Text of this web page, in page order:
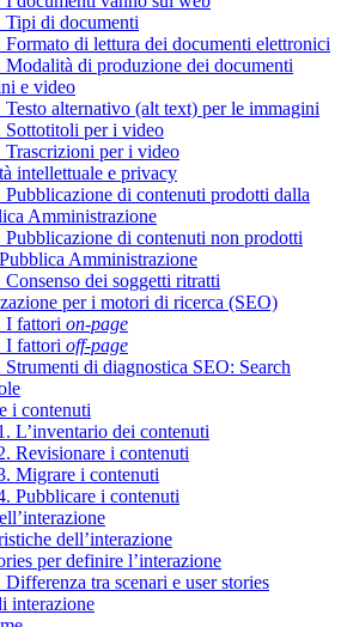
Tipi di documenti
Formato di lettura dei documenti elettronici
Modalità di produzione dei documenti
e video
Testo alternativo (alt text) per le immagini
Sottotitoli per i video
Trascrizioni per i video
intellettuale e privacy
Pubblicazione di contenuti prodotti dalla
Amministrazione
Pubblicazione di contenuti non prodotti
Amministrazione
Consenso dei soggetti ritratti
per i motori di ricerca (SEO)
I fattori on-page
I fattori off-page
Strumenti di diagnostica SEO: Search
i contenuti
L’inventario dei contenuti
Revisionare i contenuti
Migrare i contenuti
Pubblicare i contenuti
dell’interazione
per definire l’interazione
Differenza tra scenari e user stories
interazione